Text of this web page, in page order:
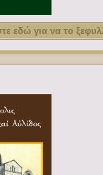
εδώ για να το